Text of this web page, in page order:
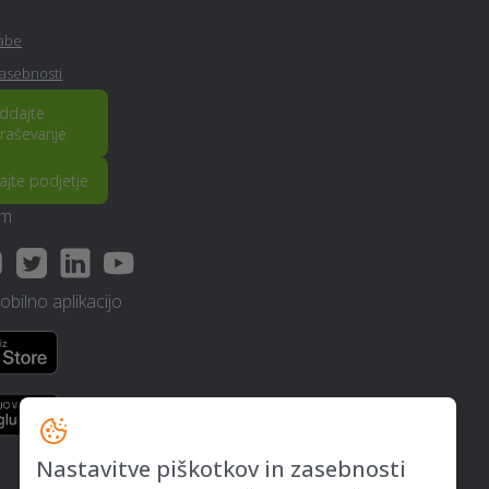
Rastlinjak - Bled
Polaganje vinila - Bled
Borilne veščine - Bled
Vodovodne inštalacije in
popravila - Bled
Vrtnarske storitve - Bled
podjetje
aplikacijo
Nastavitve piškotkov in zasebnosti